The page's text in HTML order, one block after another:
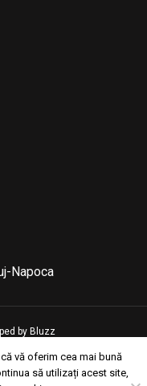
Napoca
by Bluzz
vă oferim cea mai bună
să utilizați acest site,